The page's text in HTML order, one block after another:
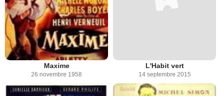
Maxime
26 novembre 1958
L'Habit vert
14 septembre 2015